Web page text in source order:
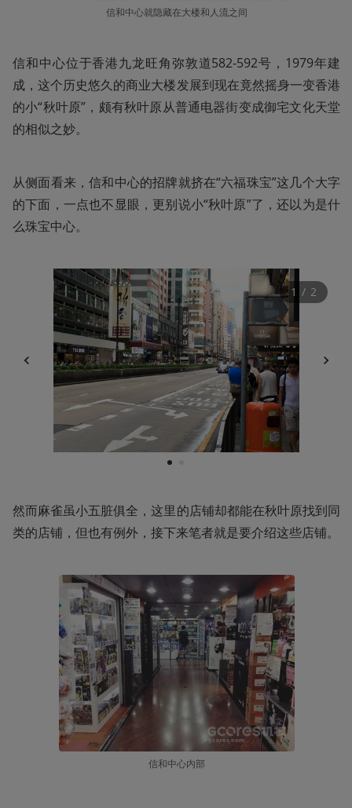
信和中心就隐藏在大楼和人流之间
信和中心位于香港九龙旺角弥敦道582-592号，1979年建
成，这个历史悠久的商业大楼发展到现在竟然摇身一变香港
的小“秋叶原”，颇有秋叶原从普通电器街变成御宅文化天堂
的相似之妙。
从侧面看来，信和中心的招牌就挤在“六福珠宝”这几个大字
的下面，一点也不显眼，更别说小“秋叶原”了，还以为是什
么珠宝中心。
1
1 / 2
然而麻雀虽小五脏俱全，这里的店铺却都能在秋叶原找到同
类的店铺，但也有例外，接下来笔者就是要介绍这些店铺。
信和中心内部